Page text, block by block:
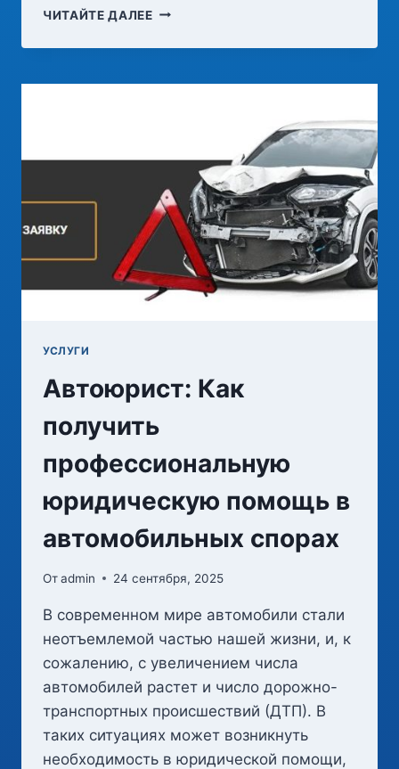
ЧИТАЙТЕ ДАЛЕЕВИНТОВЫЕ
КАК
ДЛЯ
УСЛУГИ
Автоюрист: Как
получить
профессиональную
юридическую помощь в
автомобильных спорах
Отadmin 24 сентября, 2025
В современном мире автомобили стали
неотъемлемой частью нашей жизни, и, к
сожалению, с увеличением числа
автомобилей растет и число дорожно-
транспортных происшествий (ДТП). В
таких ситуациях может возникнуть
необходимость в юридической помощи,